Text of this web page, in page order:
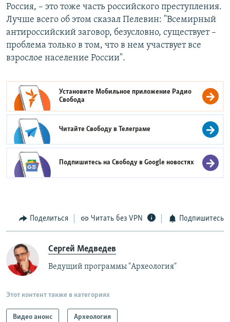
Россия, – это тоже часть российского преступления.
Лучше всего об этом сказал Пелевин: "Всемирный
антироссийский заговор, безусловно, существует –
проблема только в том, что в нем участвует все
взрослое население России".
Установите Мобильное приложение Радио
Свобода
Читайте Свободу вТелеграме
Подпишитесь на Свободу вGoogle новостях
Поделиться Читать без VPN Подпишитесь
Сергей Медведев
Ведущий программы "Археология"
Этот контент также в категориях
Видео анонс Археология